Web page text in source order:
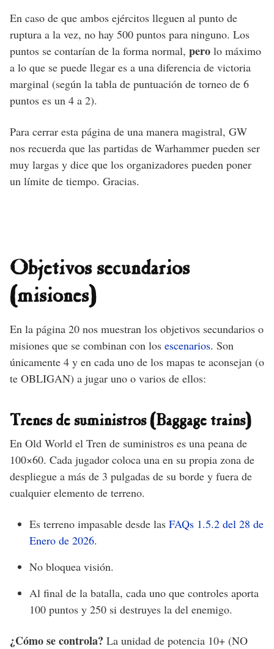
En caso de que ambos ejércitos lleguen al punto de
ruptura a la vez, no hay 500 puntos para ninguno. Los
puntos se contarían de la forma normal, pero lo máximo
a lo que se puede llegar es a una diferencia de victoria
marginal (según la tabla de puntuación de torneo de 6
puntos es un 4 a 2).
Para cerrar esta página de una manera magistral, GW
nos recuerda que las partidas de Warhammer pueden ser
muy largas y dice que los organizadores pueden poner
un límite de tiempo. Gracias.
Objetivos secundarios
(misiones)
En la página 20 nos muestran los objetivos secundarios o
misiones que se combinan con los escenarios. Son
únicamente 4 y en cada uno de los mapas te aconsejan (o
te OBLIGAN) a jugar uno o varios de ellos:
Trenes de suministros (Baggage trains)
En Old World el Tren de suministros es una peana de
100×60. Cada jugador coloca una en su propia zona de
despliegue a más de 3 pulgadas de su borde y fuera de
cualquier elemento de terreno.
Es terreno impasable desde las FAQs 1.5.2 del 28 de
Enero de 2026.
No bloquea visión.
Al final de la batalla, cada uno que controles aporta
100 puntos y 250 si destruyes la del enemigo.
¿Cómo se controla? La unidad de potencia 10+ (NO